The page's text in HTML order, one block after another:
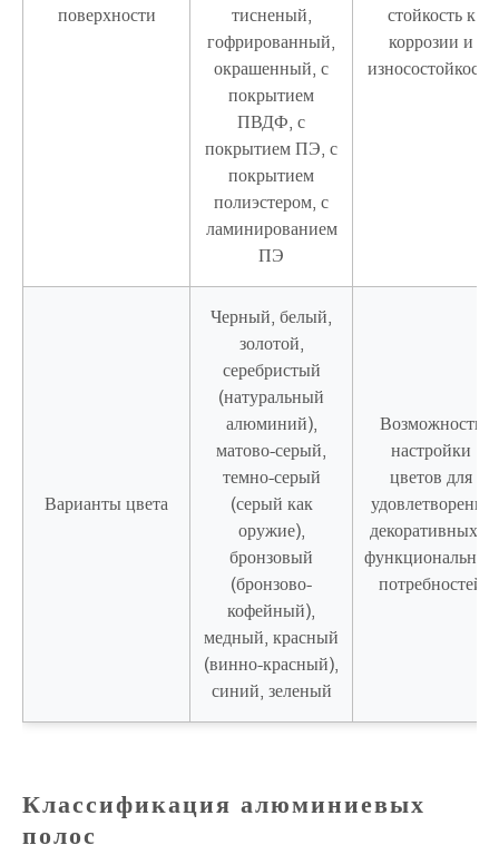
поверхности
тисненый,
гофрированный,
окрашенный, с
покрытием
ПВДФ, с
покрытием ПЭ, с
покрытием
полиэстером, с
ламинированием
ПЭ
стойкость к
коррозии и
износостойкость
Варианты цвета
Черный, белый,
золотой,
серебристый
(натуральный
алюминий),
матово-серый,
темно-серый
(серый как
оружие),
бронзовый
(бронзово-
кофейный),
медный, красный
(винно-красный),
синий, зеленый
Возможность
настройки
цветов для
удовлетворения
декоративных и
функциональных
потребностей
Классификация алюминиевых
полос